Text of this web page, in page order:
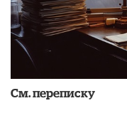
См. переписку